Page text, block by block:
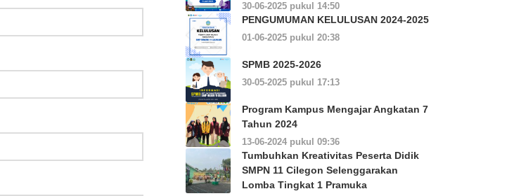
30-06-2025 pukul 14:50
PENGUMUMAN KELULUSAN 2024-2025
01-06-2025 pukul 20:38
SPMB 2025-2026
30-05-2025 pukul 17:13
Program Kampus Mengajar Angkatan 7
Tahun 2024
13-06-2024 pukul 09:36
Tumbuhkan Kreativitas Peserta Didik
SMPN 11 Cilegon Selenggarakan
Lomba Tingkat 1 Pramuka